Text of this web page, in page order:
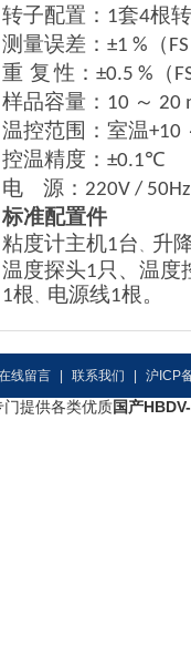
转子配置： 1套4根
测量误差： ±1 % （ FS
重 复 性： ±0.5 % （
样品容量： 10 ～ 20
温控范围：室温+10
控温精度： ±0.1℃
电
源： 220V / 50Hz
标准配置件
粘度计主机1台 、 升
温度探头1 只、 温度
1根 、 电源线1根。
线留言 联系我们 沪ICP
门提供各类优质国产